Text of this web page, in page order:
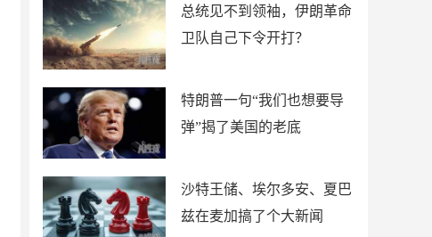
总统见不到领袖，伊朗革命
卫队自己下令开打？
特朗普一句“我们也想要导
弹”揭了美国的老底
沙特王储、埃尔多安、夏巴
兹在麦加搞了个大新闻